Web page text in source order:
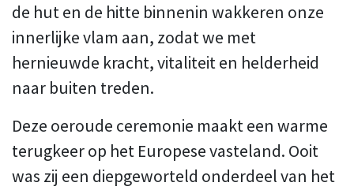
de hut en de hitte binnenin wakkeren onze
innerlijke vlam aan, zodat we met
hernieuwde kracht, vitaliteit en helderheid
naar buiten treden.
Deze oeroude ceremonie maakt een warme
terugkeer op het Europese vasteland. Ooit
was zij een diepgeworteld onderdeel van het